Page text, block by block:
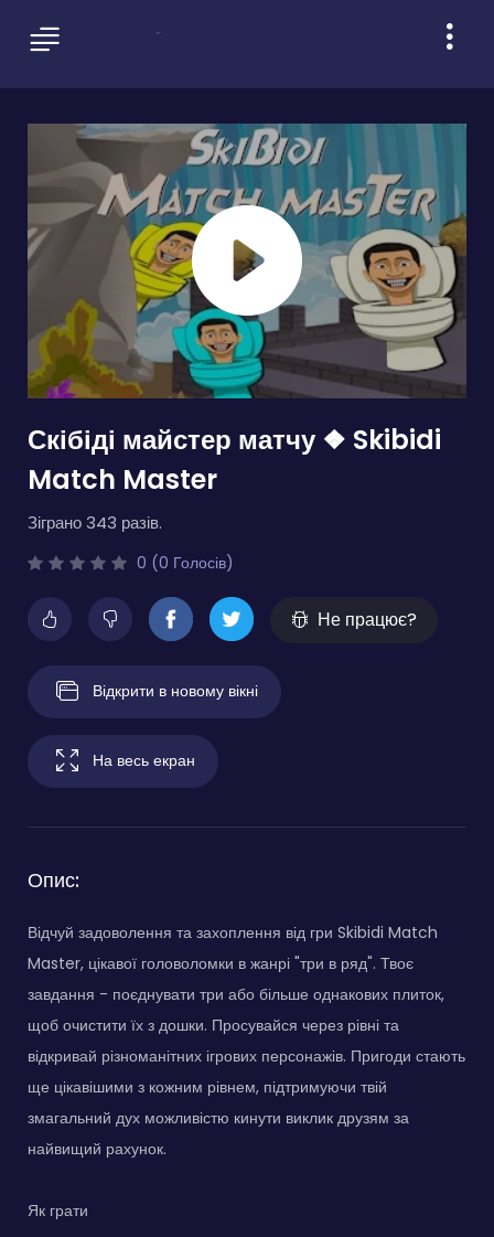
Скібіді майстер матчу ❖ Skibidi
Match Master
Зіграно 343 разів.
0 (0 Голосів)
Не працює?
Відкрити в новому вікні
На весь екран
Опис:
Відчуй задоволення та захоплення від гри Skibidi Match
Master, цікавої головоломки в жанрі "три в ряд". Твоє
завдання - поєднувати три або більше однакових плиток,
щоб очистити їх з дошки. Просувайся через рівні та
відкривай різноманітних ігрових персонажів. Пригоди стають
ще цікавішими з кожним рівнем, підтримуючи твій
змагальний дух можливістю кинути виклик друзям за
найвищий рахунок.
Як грати